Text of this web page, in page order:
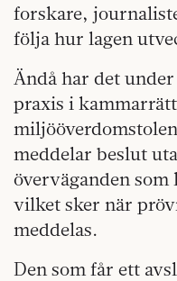
forskare,
följa hur lagen
Ändå har det
praxis i
meddelar beslut
överväganden
vilket sker när
meddelas.
Den som får ett